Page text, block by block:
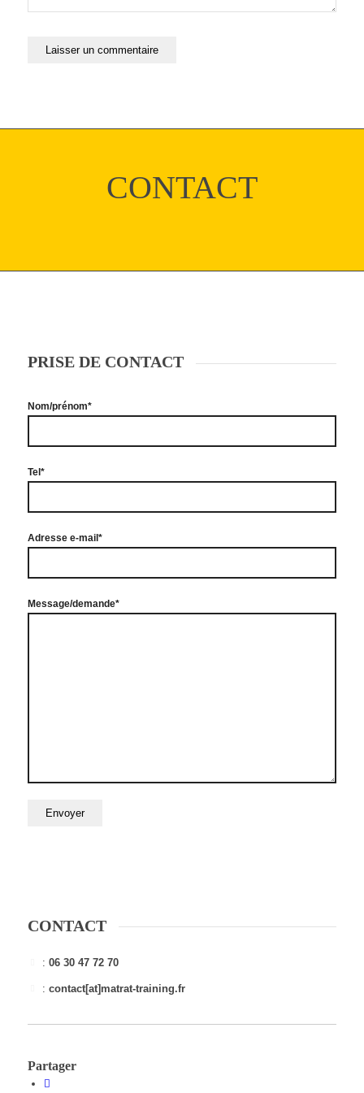
CONTACT
PRISE DE CONTACT
Nom/prénom*
Tel*
Adresse e-mail*
Message/demande*
CONTACT
:06 30 47 72 70
:contact[at]matrat-training.fr
Partager